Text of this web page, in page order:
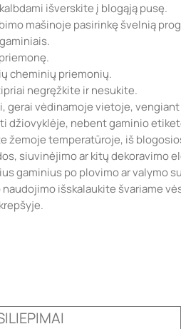
išverskite į blogąją pusę.
mašinoje pasirinkę švelnią
cheminių priemonių.
negręžkite ir nesukite.
gerai vėdinamoje vietoje,
džiovyklėje, nebent gaminio
žemoje temperatūroje, iš
siuvinėjimo ar kitų dekoravimo
gaminius po plovimo ar valymo
išskalaukite švariame